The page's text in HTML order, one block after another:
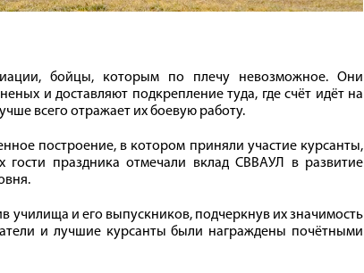
бойцы, которым по плечу невозможное. Они
и доставляют подкрепление туда, где счёт идёт на
всего отражает их боевую работу.
построение, в котором приняли участие курсанты,
праздника отмечали вклад СВВАУЛ в развитие
училища и его выпускников, подчеркнув их значимость
и лучшие курсанты были награждены почётными